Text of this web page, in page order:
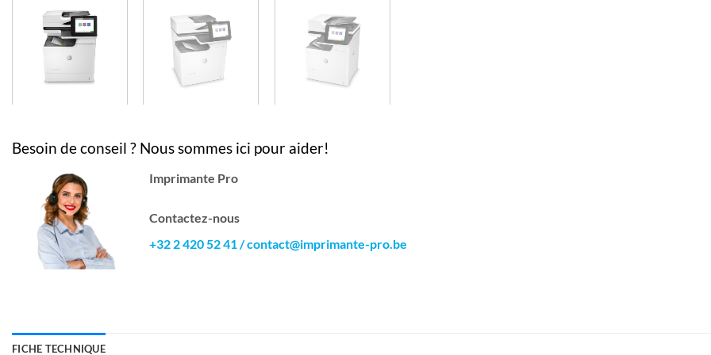
Besoin de conseil ? Nous sommes ici pour aider!
Imprimante Pro
Contactez-nous
+32 2 420 52 41/contact@imprimante-pro.be
FICHE TECHNIQUE